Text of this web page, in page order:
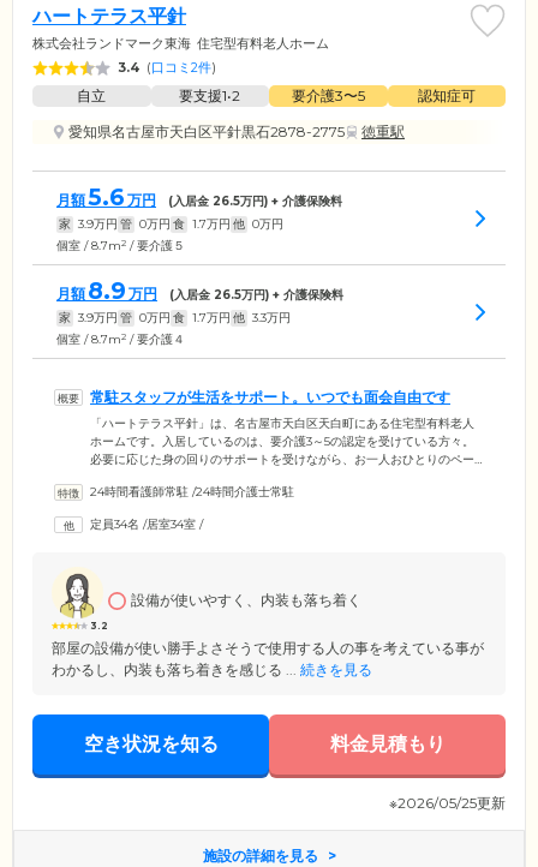
ハートテラス平針
株式会社ランドマーク東海 住宅型有料老人ホーム
3.4 (口コミ2件)
自立 要支援1•2 要介護3〜5
認知症可
愛知県名古屋市天白区平針黒石2878-2775
徳重駅
月額5.6 万円 (入居金 26.5万円) + 介護保険料
家 3.9万円 管 0万円 食 1.7万円 他 0万円
個室 / 8.7m2 / 要介護５
月額 8.9 万円 (入居金 26.5万円) + 介護保険料
家 3.9万円 管 0万円 食 1.7万円 他 3.3万円
個室 / 8.7m2 / 要介護４
常駐スタッフが生活をサポート。いつでも面会自由です
「ハートテラス平針」は、名古屋市天白区天白町にある住宅型有料老人
ホームです。入居しているのは、要介護3～5の認定を受けている方々。
必要に応じた身の回りのサポートを受けながら、お一人おひとりのペー
的にご入居者様とコミュニケーションをとり、お体や精神面に異変がな
間は定期的に見回りを実施して安否確認を行っております。また当施設
24時間看護師常駐 /24時間介護士常駐
定員34名 /居室34室 /
3.2
設備が使いやすく、内装も落ち着く
部屋の設備が使い勝手よさそうで使用する人の事を考えている事が
わかるし、内装も落ち着きを感じる ... 続きを見る
空き状況を知る 料金見積もり
※2026/05/25更新
施設の詳細を見る